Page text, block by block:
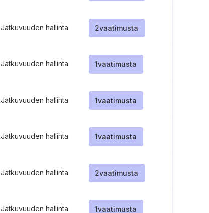
Jatkuvuuden hallinta 2vaatimusta
Jatkuvuuden hallinta 1vaatimusta
Jatkuvuuden hallinta 1vaatimusta
Jatkuvuuden hallinta 1vaatimusta
Jatkuvuuden hallinta 2vaatimusta
Jatkuvuuden hallinta 1vaatimusta